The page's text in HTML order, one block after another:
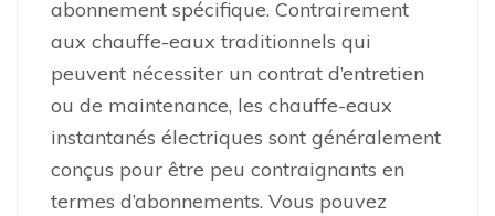
abonnement spécifique. Contrairement
aux chauffe-eaux traditionnels qui
peuvent nécessiter un contrat d’entretien
ou de maintenance, les chauffe-eaux
instantanés électriques sont généralement
conçus pour être peu contraignants en
termes d’abonnements. Vous pouvez